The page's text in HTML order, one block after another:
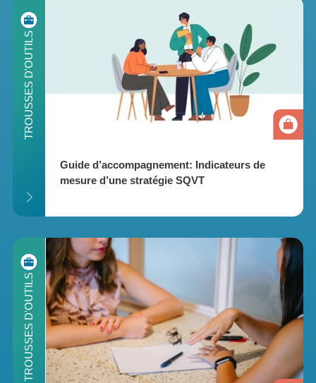
TROUSSES D'OUTILS
Guide d’accompagnement: Indicateurs de
mesure d’une stratégie SQVT
TROUSSES D'OUTILS